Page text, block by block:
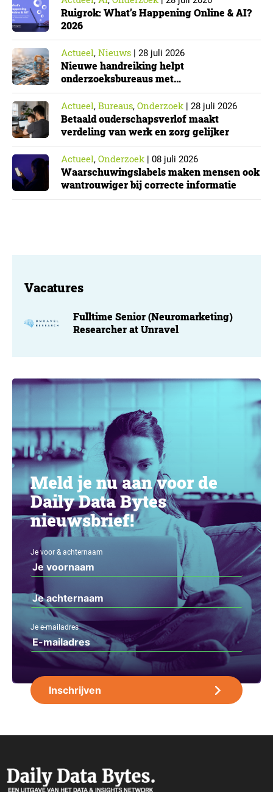
Ruigrok: What’s Happening Online & AI?
2026
Actueel, Nieuws | 28 juli 2026
Nieuwe handreiking helpt
onderzoeksbureaus met
Cyberbeveiligingswet
Actueel, Bureaus, Onderzoek| 28 juli 2026
Betaald ouderschapsverlof maakt
verdeling van werk en zorg gelijker
Actueel, Onderzoek| 08 juli 2026
Waarschuwingslabels maken mensen ook
wantrouwiger bij correcte informatie
Vacatures
Fulltime Senior (Neuromarketing)
Researcher at Unravel
Meld je nu aan voor de
Daily Data Bytes
nieuwsbrief!
Je voor & achternaam
Je e-mailadres